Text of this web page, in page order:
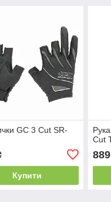
GC 3 Cut SR-
Купити
Cut
889